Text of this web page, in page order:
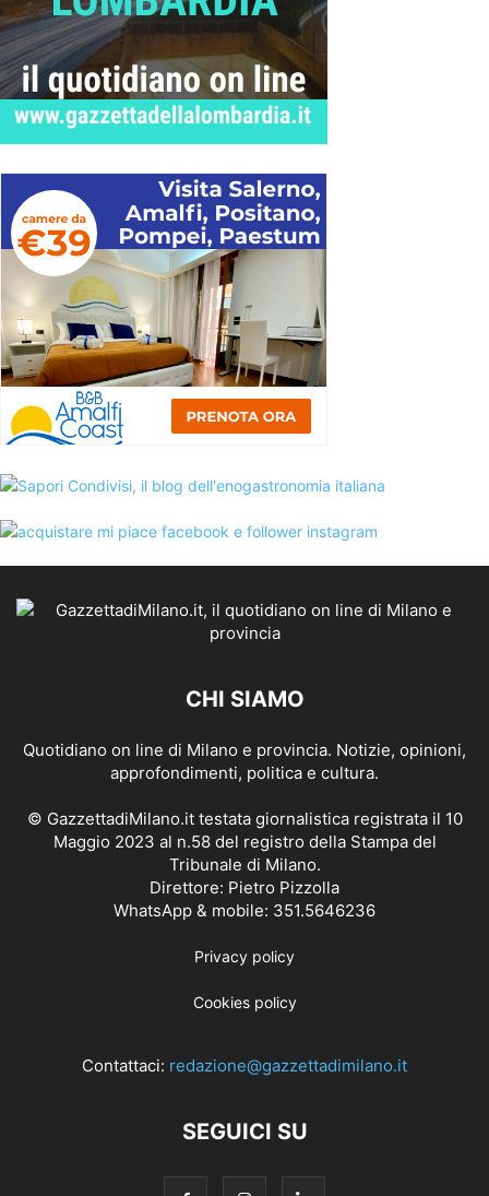
CHI SIAMO
Quotidiano on line di Milano e provincia. Notizie, opinioni,
approfondimenti, politica e cultura.
© GazzettadiMilano.it testata giornalistica registrata il 10
Maggio 2023 al n.58 del registro della Stampa del
Tribunale di Milano.
Direttore: Pietro Pizzolla
WhatsApp & mobile: 351.5646236
Privacy policy
Cookies policy
Contattaci: redazione@gazzettadimilano.it
SEGUICI SU